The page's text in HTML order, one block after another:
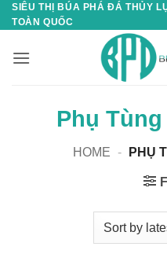
Skip
to
SIÊU THỊ BÚA PHÁ ĐÁ THỦY
TOÀN QUỐC
Phụ
HOME - PHỤ